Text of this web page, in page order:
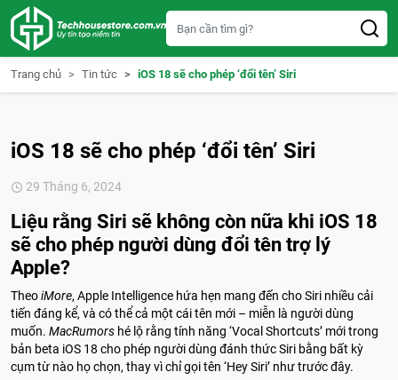
c
Trang chủ Tin tức iOS 18 sẽ cho phép ‘đổi tên’ Siri
iOS 18 sẽ cho phép ‘đổi tên’ Siri
29 Tháng 6, 2024
Liệu rằng Siri sẽ không còn nữa khi iOS 18
sẽ cho phép người dùng đổi tên trợ lý
Apple?
TheoiMore, Apple Intelligence hứa hẹn mang đến cho Siri nhiều cải
tiến đáng kể, và có thể cả một cái tên mới – miễn là người dùng
muốn. MacRumors hé lộ rằng tính năng ‘Vocal Shortcuts’ mới trong
bản beta iOS 18 cho phép người dùng đánh thức Siri bằng bất kỳ
cụm từ nào họ chọn, thay vì chỉ gọi tên ‘Hey Siri’ như trước đây.